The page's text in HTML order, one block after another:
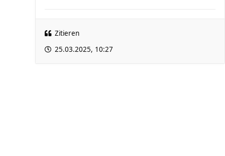
Zitieren
25.03.2025, 10:27